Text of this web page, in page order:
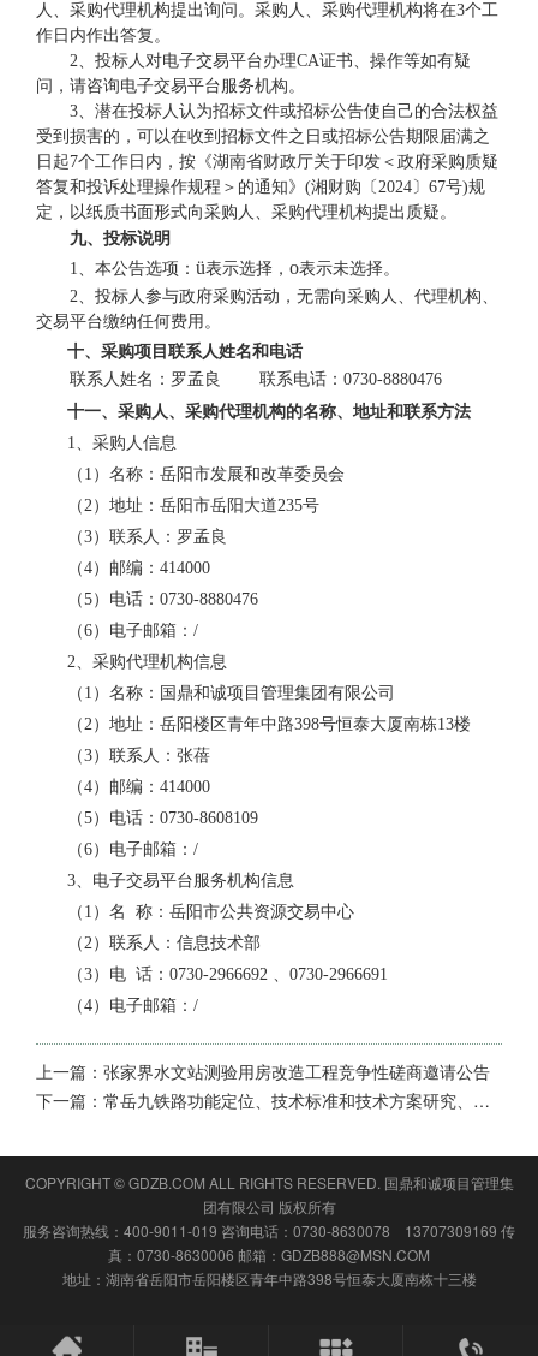
人、采购代理机构提出询问。采购人、采购代理机构将在3个工
作日内作出答复。
2、投标人对电子交易平台办理CA证书、操作等如有疑
问，请咨询电子交易平台服务机构。
3、 潜在投标人认为招标文件或招标公告使自己的合法权益
受到损害的，可以在收到招标文件之日或招标公告期限届满之
日起7个工作日内，按《湖南省财政厅关于印发＜政府采购质疑
答复和投诉处理操作规程＞的通知》(湘财购〔2024 〕 67号)规
定，以纸质书面形式向采购人、采购代理机构提出质疑。
九、投标说明
1、本公告选项： ü表示选择， o表示未选择。
2、投标人参与政府采购活动，无需向采购人、代理机构、
交易平台缴纳任何费用。
十、采购项目联系人姓名和电话
联系人姓名 ： 罗孟良 联系电话： 0730-8880476
十一、采购人、采购代理机构的名称、地址和联系方法
1、采购人信息
（ 1 ）名称： 岳阳市发展和改革委员会
（2）地址： 岳阳市岳阳大道235号
（3）联系人： 罗孟良
（4）邮编： 414000
（5）电话： 0730-8880476
（6）电子邮箱： /
2、采购代理机构信息
（ 1 ）名称： 国鼎和诚项目管理集团有限公司
（2）地址： 岳阳楼区青年中路398号恒泰大厦南栋13楼
（3）联系人： 张蓓
（4）邮编： 414000
（5）电话： 0730-8608109
（6）电子邮箱： /
3、电子交易平台服务机构信息
（ 1 ）名 称：岳阳市公共资源交易中心
（2）联系人：信息技术部
（3）电 话： 0730-2966692 、 0730-2966691
（4）电子邮箱： /
上一篇： 张家界水文站测验用房改造工程竞争性磋商邀请公告
下一篇： 常岳九铁路功能定位、技术标准和技术方案研究、长九高铁预可研及评估咨询服务、岳阳市跨洞庭湖铁路通道预可研项目（2025年12月-2026年4月）公开招标 更正公告
COPYRIGHT © GDZB.COM ALL RIGHTS RESERVED. 国鼎和诚项目管理集
团有限公司 版权所有
服务咨询热线：400-9011-019 咨询电话：0730-8630078 13707309169 传
真：0730-8630006 邮箱：GDZB888@MSN.COM
地址：湖南省岳阳市岳阳楼区青年中路398号恒泰大厦南栋十三楼